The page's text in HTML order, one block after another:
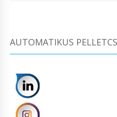
AUTOMATIKUS